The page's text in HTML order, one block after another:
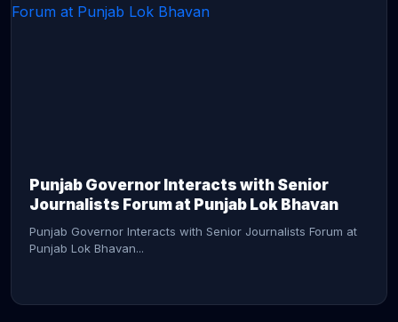
Punjab Governor Interacts with Senior
Journalists Forum at Punjab Lok Bhavan
Punjab Governor Interacts with Senior Journalists Forum at
Punjab Lok Bhavan...